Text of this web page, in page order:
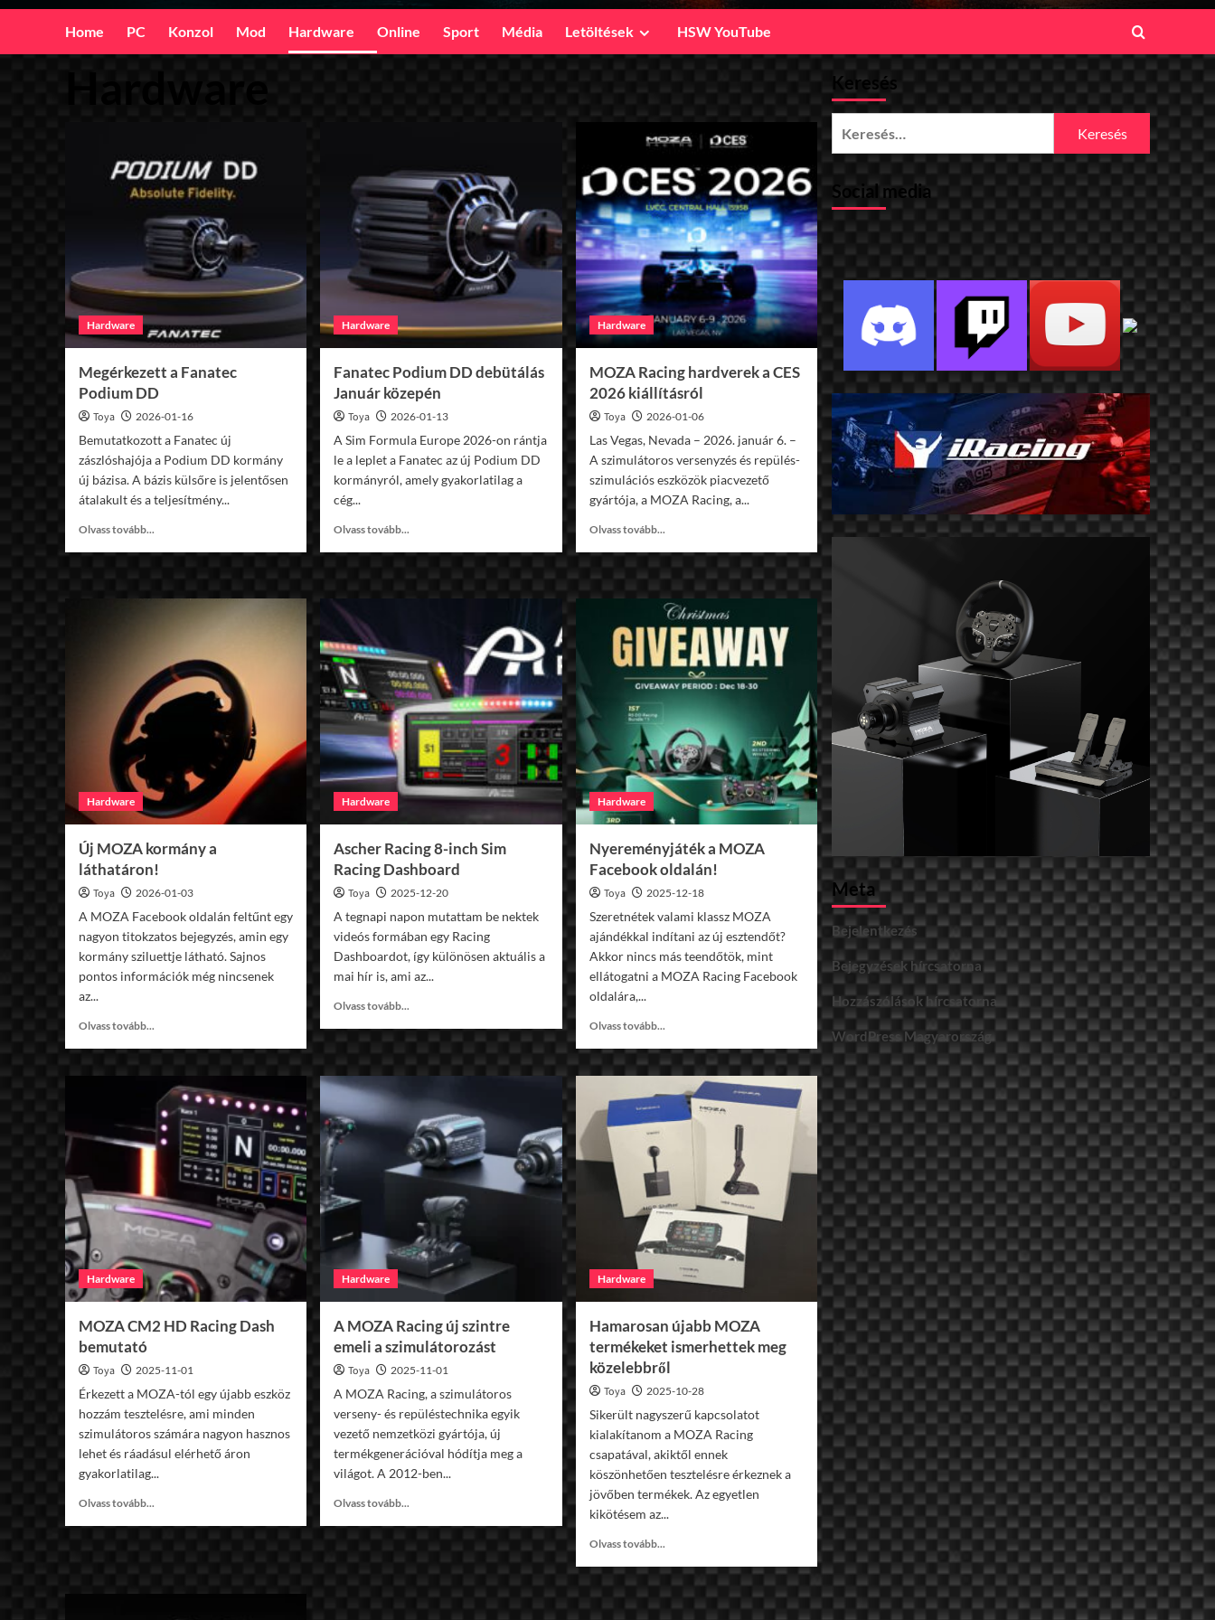
Home PC Konzol Mod Hardware Online Sport Média Letöltések HSW YouTube
Hardware
Megérkezett a Fanatec
Podium DD
Toya 2026-01-16
Bemutatkozott a Fanatec új
zászlóshajója a Podium DD kormány
új bázisa. A bázis külsőre is jelentősen
átalakult és a teljesítmény...
Olvass tovább...
a
Hardware
Fanatec Podium DD debütálás
Január közepén
Toya 2026-01-13
A Sim Formula Europe 2026-on rántja
le a leplet a Fanatec az új Podium DD
kormányról, amely gyakorlatilag a
cég...
Olvass tovább...
Fanatec
közepén
Hardware
MOZA Racing hardverek a CES
2026 kiállításról
Toya 2026-01-06
Las Vegas, Nevada – 2026. január 6. –
A szimulátoros versenyzés és repülés-
szimulációs eszközök piacvezető
gyártója, a MOZA Racing, a...
Olvass tovább...
MOZA
Racing
hardverek
a
CES
2026
kiállításról
Hardware
Új MOZA kormány a
láthatáron!
Toya 2026-01-03
A MOZA Facebook oldalán feltűnt egy
nagyon titokzatos bejegyzés, amin egy
kormány sziluettje látható. Sajnos
pontos információk még nincsenek
az...
Olvass tovább...
Új
MOZA
kormány
a
láthatáron!
Hardware
Ascher Racing 8-inch Sim
Racing Dashboard
Toya 2025-12-20
A tegnapi napon mutattam be nektek
videós formában egy Racing
Dashboardot, így különösen aktuális a
mai hír is, ami az...
Olvass tovább...
inch
Sim
Racing
Dashboard
Hardware
Nyereményjáték a MOZA
Facebook oldalán!
Toya 2025-12-18
Szeretnétek valami klassz MOZA
ajándékkal indítani az új esztendőt?
Akkor nincs más teendőtök, mint
ellátogatni a MOZA Racing Facebook
oldalára,...
Olvass tovább...
Nyereményjáték
a
MOZA
Facebook
Hardware
MOZA CM2 HD Racing Dash
bemutató
Toya 2025-11-01
Érkezett a MOZA-tól egy újabb eszköz
hozzám tesztelésre, ami minden
szimulátoros számára nagyon hasznos
lehet és ráadásul elérhető áron
gyakorlatilag...
Olvass tovább...
Hardware
A MOZA Racing új szintre
emeli a szimulátorozást
Toya 2025-11-01
A MOZA Racing, a szimulátoros
verseny- és repüléstechnika egyik
vezető nemzetközi gyártója, új
termékgenerációval hódítja meg a
világot. A 2012-ben...
Olvass tovább...
Hardware
Hamarosan újabb MOZA
termékeket ismerhettek meg
közelebbről
Toya 2025-10-28
Sikerült nagyszerű kapcsolatot
kialakítanom a MOZA Racing
csapatával, akiktől ennek
köszönhetően tesztelésre érkeznek a
jövőben termékek. Az egyetlen
kikötésem az...
Olvass tovább...
about
újabb
Keresés
Social media
Meta
Bejelentkezés
Bejegyzések hírcsatorna
Hozzászólások hírcsatorna
WordPress Magyarország